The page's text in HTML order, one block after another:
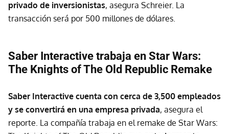
privado de inversionistas, asegura Schreier. La
transacción será por 500 millones de dólares.
Saber Interactive trabaja en Star Wars:
The Knights of The Old Republic Remake
Saber Interactive cuenta con cerca de 3,500 empleados
y se convertirá en una empresa privada, asegura el
reporte. La compañía trabaja en el remake de Star Wars: